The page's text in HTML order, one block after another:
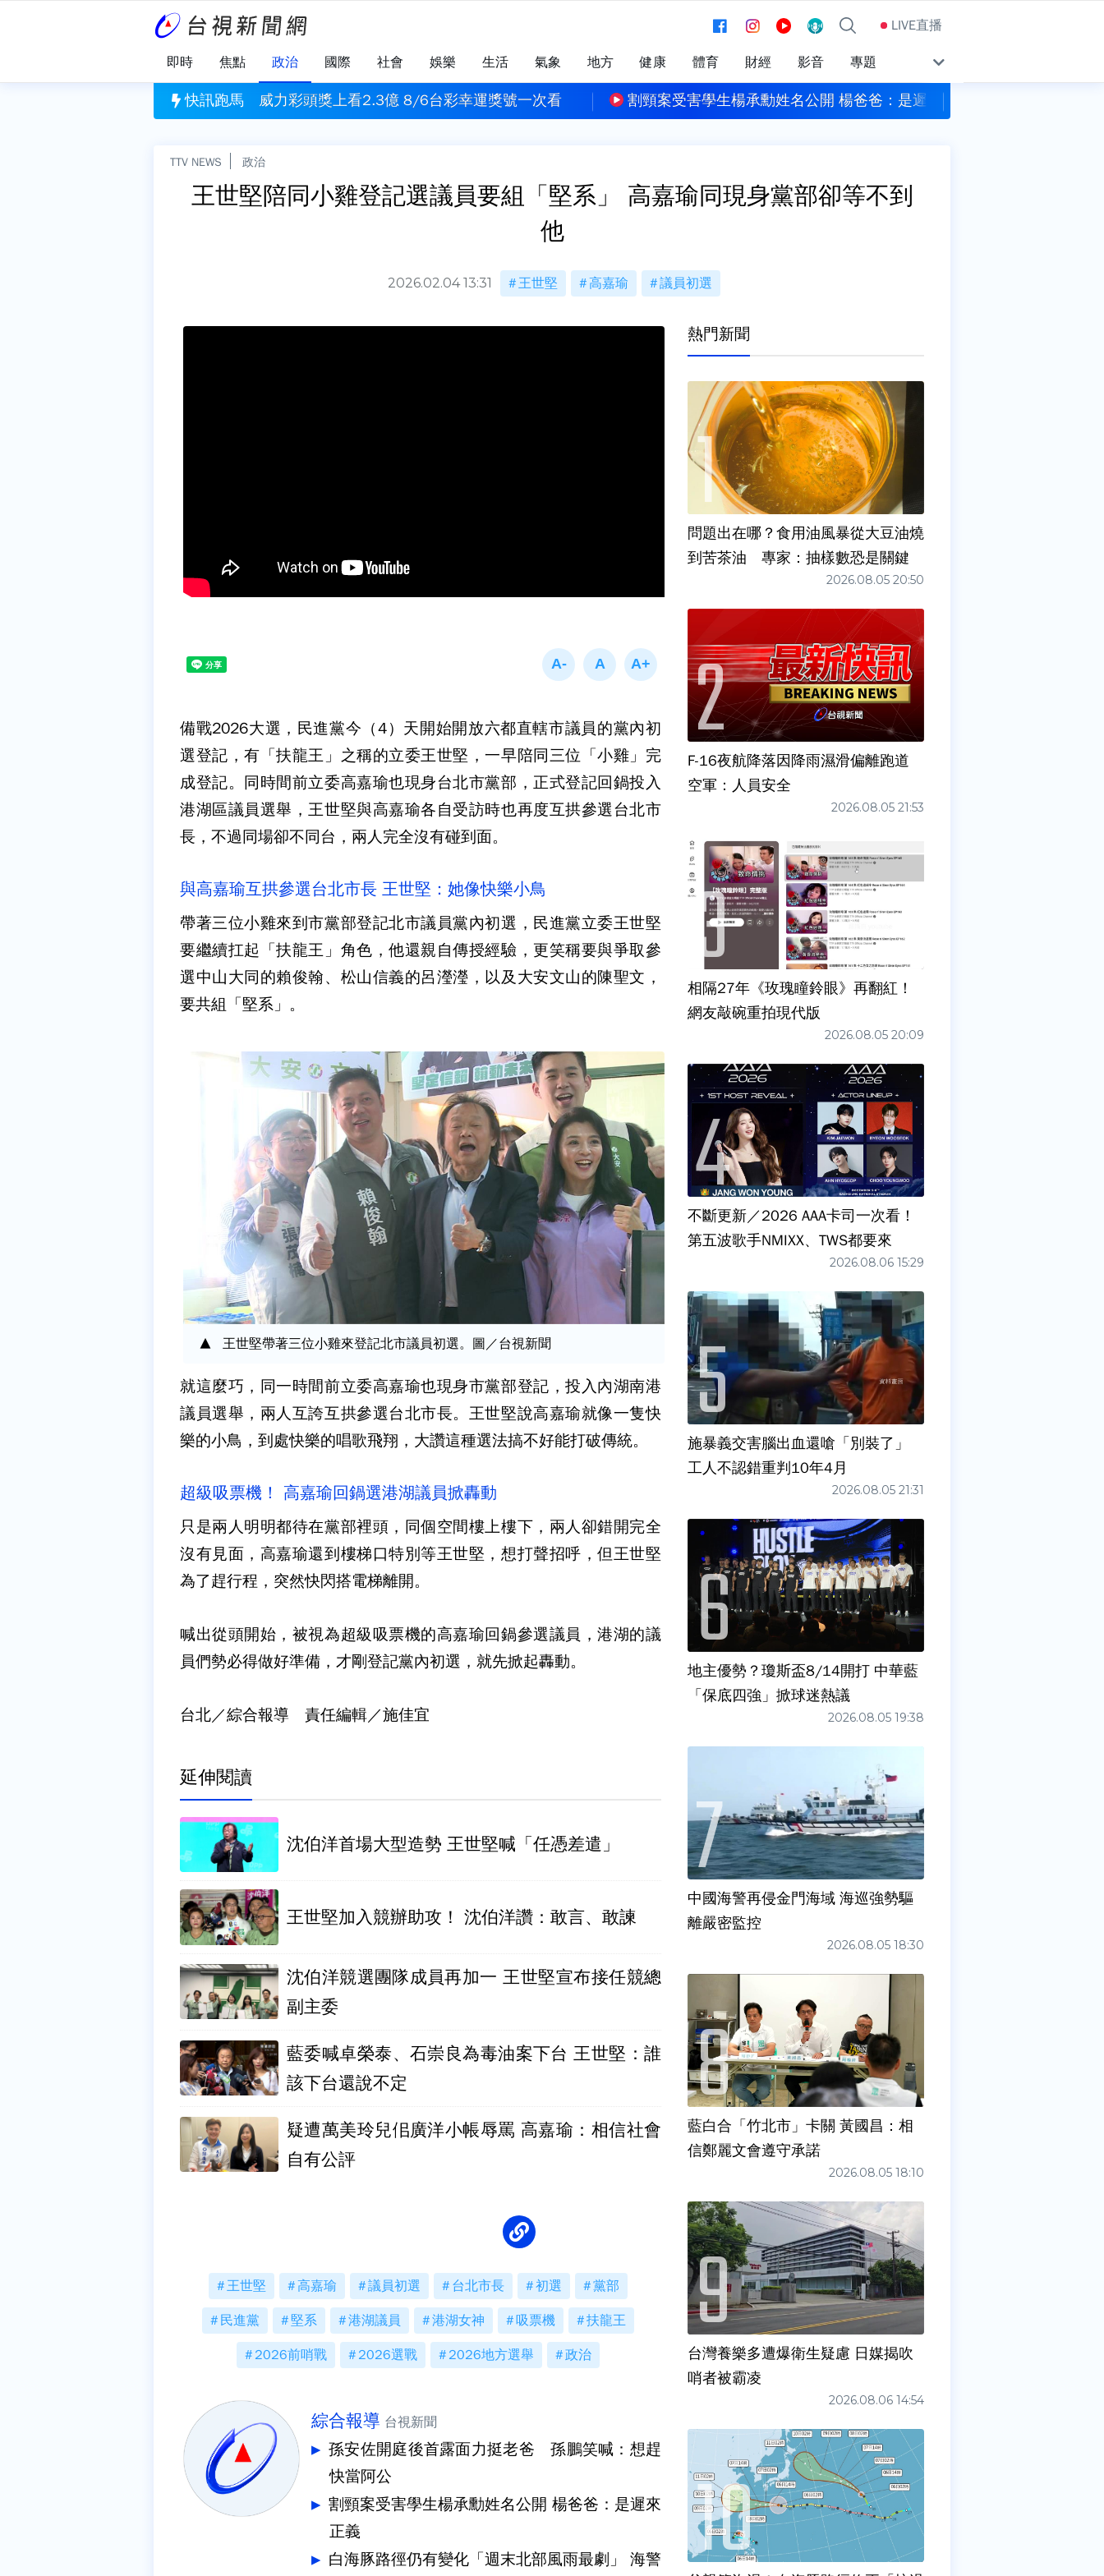
LIVE直播
即時 焦點 政治 國際 社會 娛樂 生活 氣象 地方 健康 體育 財經 影音 專題
快訊跑馬
2.3億 8/6台彩幸運獎號一次看 割頸案受害學生楊承勳姓名公開 楊爸爸：是遲來正義 孫安佐開庭後首露面力挺老爸 孫鵬笑喊：想趕快當阿公
TTV NEWS 政治
王世堅陪同小雞登記選議員要組「堅系」 高嘉瑜同現身黨部卻等不到
他
2026.02.04 13:31 王世堅 高嘉瑜 議員初選
備戰2026大選，民進黨今（4）天開始開放六都直轄市議員的黨內初
選登記，有「扶龍王」之稱的立委王世堅，一早陪同三位「小雞」完
成登記。同時間前立委高嘉瑜也現身台北市黨部，正式登記回鍋投入
港湖區議員選舉，王世堅與高嘉瑜各自受訪時也再度互拱參選台北市
長，不過同場卻不同台，兩人完全沒有碰到面。
與高嘉瑜互拱參選台北市長 王世堅：她像快樂小鳥
帶著三位小雞來到市黨部登記北市議員黨內初選，民進黨立委王世堅
要繼續扛起「扶龍王」角色，他還親自傳授經驗，更笑稱要與爭取參
選中山大同的賴俊翰、松山信義的呂瀅瀅，以及大安文山的陳聖文，
要共組「堅系」。
王世堅帶著三位小雞來登記北市議員初選。圖／台視新聞
就這麼巧，同一時間前立委高嘉瑜也現身市黨部登記，投入內湖南港
議員選舉，兩人互誇互拱參選台北市長。王世堅說高嘉瑜就像一隻快
樂的小鳥，到處快樂的唱歌飛翔，大讚這種選法搞不好能打破傳統。
超級吸票機！ 高嘉瑜回鍋選港湖議員掀轟動
只是兩人明明都待在黨部裡頭，同個空間樓上樓下，兩人卻錯開完全
沒有見面，高嘉瑜還到樓梯口特別等王世堅，想打聲招呼，但王世堅
為了趕行程，突然快閃搭電梯離開。
喊出從頭開始，被視為超級吸票機的高嘉瑜回鍋參選議員，港湖的議
員們勢必得做好準備，才剛登記黨內初選，就先掀起轟動。
台北／綜合報導 責任編輯／施佳宜
延伸閱讀
沈伯洋首場大型造勢 王世堅喊「任憑差遣」
王世堅加入競辦助攻！ 沈伯洋讚：敢言、敢諫
沈伯洋競選團隊成員再加一 王世堅宣布接任競總
副主委
藍委喊卓榮泰、石崇良為毒油案下台 王世堅：誰
該下台還說不定
疑遭萬美玲兒佀廣洋小帳辱罵 高嘉瑜：相信社會
自有公評
王世堅 高嘉瑜 議員初選 台北市長 初選 黨部
民進黨 堅系 港湖議員 港湖女神 吸票機 扶龍王
2026前哨戰 2026選戰 2026地方選舉 政治
綜合報導 台視新聞
孫安佐開庭後首露面力挺老爸 孫鵬笑喊：想趕
快當阿公
割頸案受害學生楊承勳姓名公開 楊爸爸：是遲來
正義
白海豚路徑仍有變化「週末北部風雨最劇」 海警
熱門新聞
問題出在哪？食用油風暴從大豆油燒
到苦茶油 專家：抽樣數恐是關鍵
2026.08.05 20:50
F-16夜航降落因降雨濕滑偏離跑道
空軍：人員安全
2026.08.05 21:53
相隔27年《玫瑰瞳鈴眼》再翻紅！
網友敲碗重拍現代版
2026.08.05 20:09
不斷更新／2026 AAA卡司一次看！
第五波歌手NMIXX、TWS都要來
2026.08.06 15:29
施暴義交害腦出血還嗆「別裝了」
工人不認錯重判10年4月
2026.08.05 21:31
地主優勢？瓊斯盃8/14開打 中華藍
「保底四強」掀球迷熱議
2026.08.05 19:38
中國海警再侵金門海域 海巡強勢驅
離嚴密監控
2026.08.05 18:30
藍白合「竹北市」卡關 黃國昌：相
信鄭麗文會遵守承諾
2026.08.05 18:10
台灣養樂多遭爆衛生疑慮 日媒揭吹
哨者被霸凌
2026.08.06 14:54